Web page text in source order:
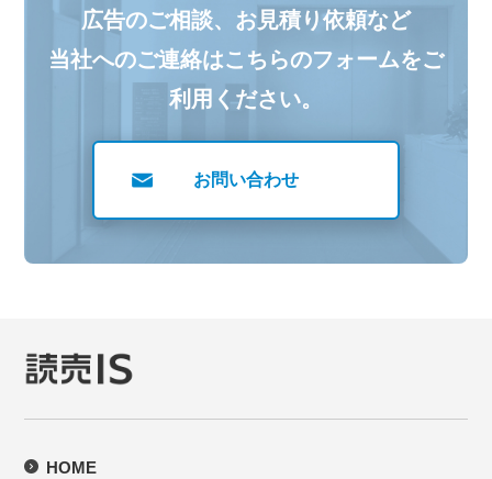
広告のご相談、お見積り依頼など
当社へのご連絡はこちらのフォームをご
利用ください。
お問い合わせ
HOME